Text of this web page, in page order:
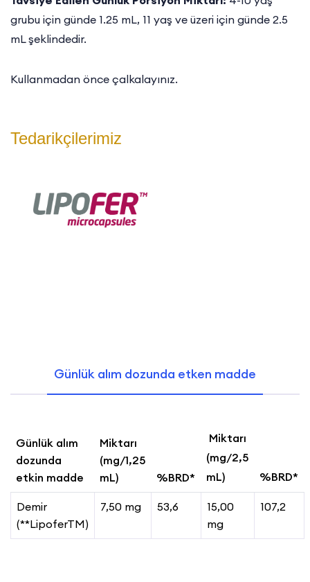
grubu için günde 1.25 mL, 11 yaş ve üzeri için günde 2.5
mL şeklindedir.
Kullanmadan önce çalkalayınız.
Tedarikçilerimiz
Günlük alım dozunda etken madde
Günlük alım
dozunda
etkin madde
Miktarı
(mg/1,25
mL)
%BRD*
Miktarı
(mg/2,5
mL)
%BRD*
Demir
(**LipoferTM)
7,50 mg 53,6
15,00
mg
107,2